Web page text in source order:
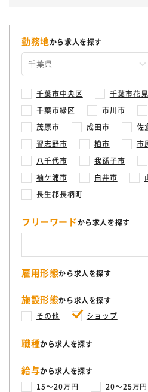
勤務地から求人を探す
千葉市中央区 千葉市花
千葉市緑区 市川市
茂原市 成田市 佐
習志野市 柏市 市
八千代市 我孫子市
袖ケ浦市 白井市
長生郡長柄町
フリーワードから求人を探す
雇用形態から求人を探す
施設形態から求人を探す
その他 ショップ
職種から求人を探す
給与から求人を探す
15〜20万円 20〜25万円